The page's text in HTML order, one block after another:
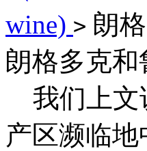
wine) > 朗
朗格多克和
我们上
产区濒临